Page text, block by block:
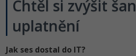
Elektronický podpis
Chtěl si zvýšit
uplatnění
Jak ses dostal do IT?